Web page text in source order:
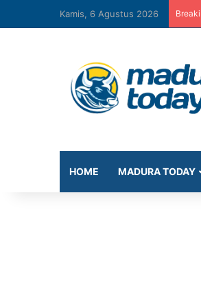
Kamis, 6 Agustus 2026
HOME MADURA TODAY